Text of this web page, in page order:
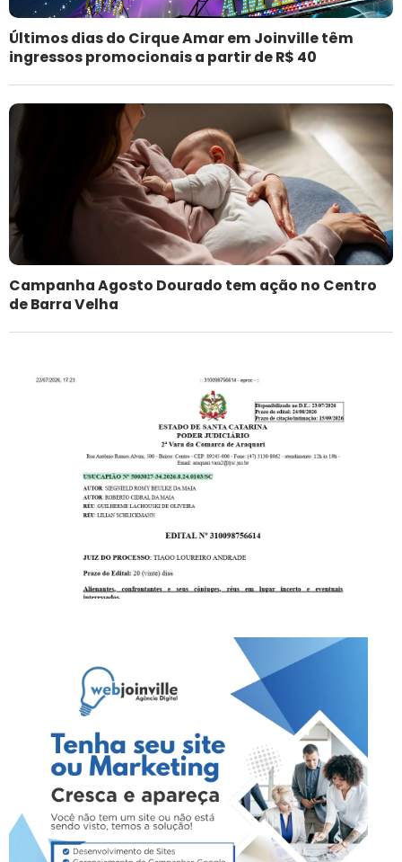
Últimos dias do Cirque Amar em Joinville têm
ingressos promocionais a partir de R$ 40
Campanha Agosto Dourado tem ação no Centro
de Barra Velha